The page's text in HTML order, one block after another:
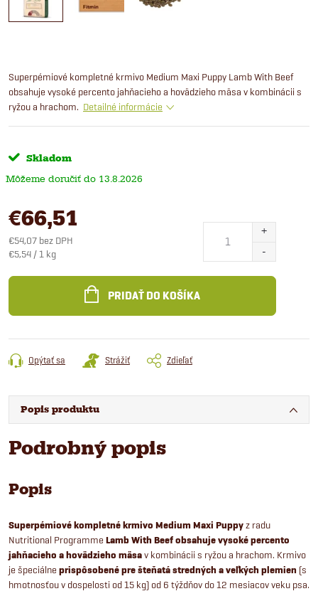
Superpémiové kompletné krmivo Medium Maxi Puppy Lamb With Beef
obsahuje vysoké percento jahňacieho a hovädzieho mäsa v kombinácii s
ryžou a hrachom. Detailné informácie
Skladom
13.8.2026
€66,51
€54,07 bez DPH
Jednotková
€5,54 / 1 kg
PRIDAŤ DO KOŠÍKA
Opýtať sa Strážiť Zdieľať
Popis produktu
Podrobný popis
Popis
Superpémiové kompletné krmivo Medium Maxi Puppyz radu
Nutritional Programme Lamb With Beef obsahuje vysoké percento
jahňacieho a hovädzieho mäsav kombinácii s ryžou a hrachom. Krmivo
je špeciálne prispôsobené pre šteňatá stredných a veľkých plemien (s
hmotnosťou v dospelosti od 15 kg) od 6 týždňov do 12 mesiacov veku psa.